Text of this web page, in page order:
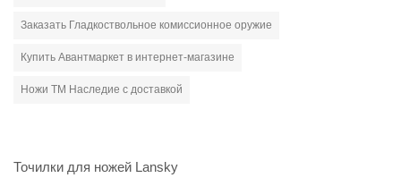
Заказать Гладкоствольное комиссионное оружие
Купить Авантмаркет в интернет-магазине
Ножи ТМ Наследие с доставкой
Точилки для ножей Lansky